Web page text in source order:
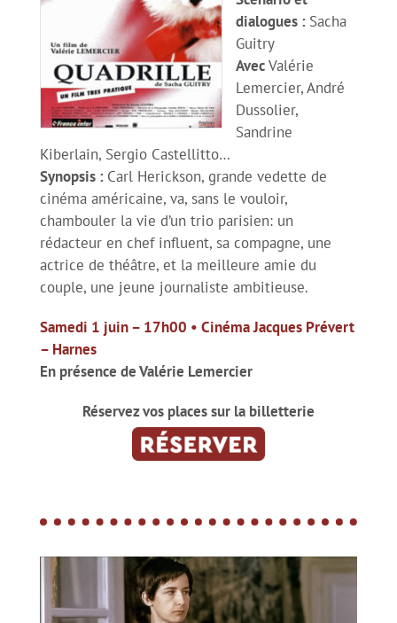
dialogues : Sacha
Guitry
AvecValérie
Lemercier, André
Dussolier,
Sandrine
Kiberlain, Sergio Castellitto…
Synopsis : Carl Herickson, grande vedette de
cinéma américaine, va, sans le vouloir,
chambouler la vie d’un trio parisien: un
rédacteur en chef influent, sa compagne, une
actrice de théâtre, et la meilleure amie du
couple, une jeune journaliste ambitieuse.
Samedi 1 juin – 17h00 • Cinéma Jacques Prévert
– Harnes
En présence de Valérie Lemercier
Réservez vos places sur la billetterie